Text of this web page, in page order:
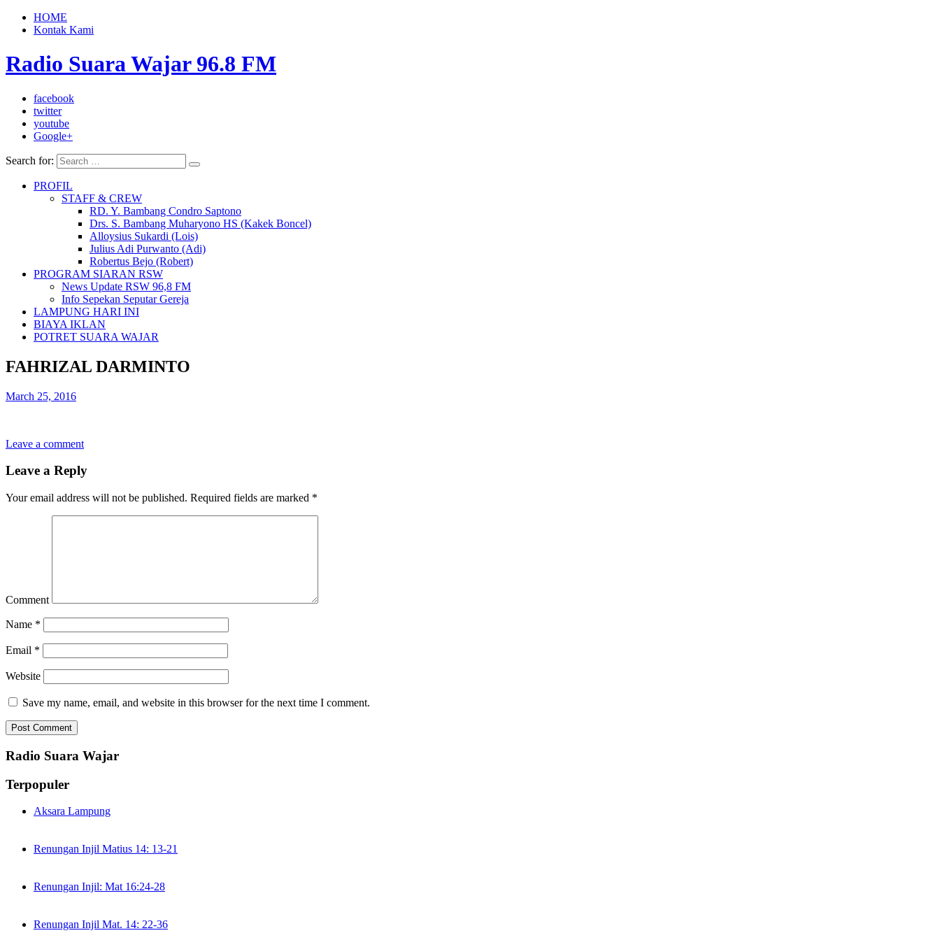
HOME
Kontak Kami
Radio Suara Wajar 96.8 FM
facebook
twitter
youtube
Google+
Search for:
PROFIL
STAFF & CREW
RD. Y. Bambang Condro Saptono
Drs. S. Bambang Muharyono HS (Kakek Boncel)
Alloysius Sukardi (Lois)
Julius Adi Purwanto (Adi)
Robertus Bejo (Robert)
PROGRAM SIARAN RSW
News Update RSW 96,8 FM
Info Sepekan Seputar Gereja
LAMPUNG HARI INI
BIAYA IKLAN
POTRET SUARA WAJAR
FAHRIZAL DARMINTO
March 25, 2016
Leave a comment
Leave a Reply
Your email address will not be published. Required fields are marked *
Comment
Name *
Email *
Website
Save my name, email, and website in this browser for the next time I comment.
Radio Suara Wajar
Terpopuler
Aksara Lampung
Renungan Injil Matius 14: 13-21
Renungan Injil: Mat 16:24-28
Renungan Injil Mat. 14: 22-36